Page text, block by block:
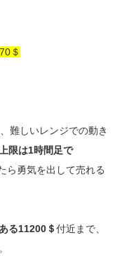
＄
難しいレンジでの動き
限は1時間足で
ら勇気を出して売れる
る11200＄付近まで、